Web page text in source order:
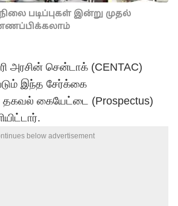
படிப்புகள் இன்று முதல்
அரசின் சென்டாக் (CENTAC)
இந்த சேர்க்கை
கையேட்டை (Prospectus)
below advertisement